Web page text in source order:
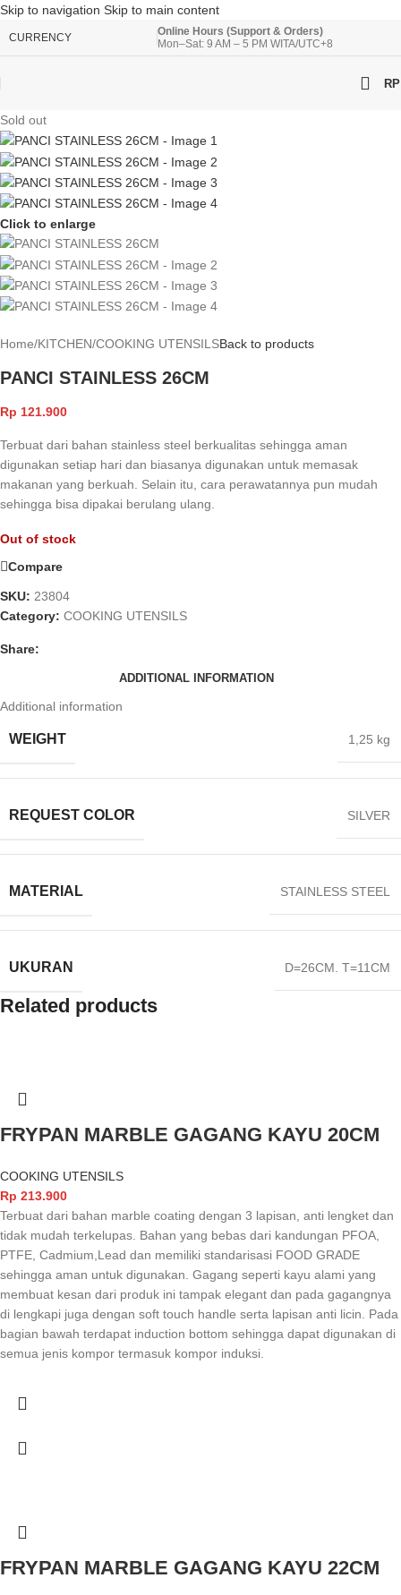
Skip to navigation Skip to main content
CURRENCY
Online Hours (Support & Orders)
Mon–Sat: 9 AM – 5 PM WITA/UTC+8
RP
Sold out
Click to enlarge
Home/KITCHEN/COOKING UTENSILSBack to products
PANCI STAINLESS 26CM
Rp 121.900
Terbuat dari bahan stainless steel berkualitas sehingga aman
digunakan setiap hari dan biasanya digunakan untuk memasak
makanan yang berkuah. Selain itu, cara perawatannya pun mudah
sehingga bisa dipakai berulang ulang.
Out of stock
Compare
SKU: 23804
Category: COOKING UTENSILS
Share:
ADDITIONAL INFORMATION
Additional information
WEIGHT 1,25 kg
REQUEST COLOR SILVER
MATERIAL STAINLESS STEEL
UKURAN D=26CM. T=11CM
Related products
FRYPAN MARBLE GAGANG KAYU 20CM
COOKING UTENSILS
Rp 213.900
Terbuat dari bahan marble coating dengan 3 lapisan, anti lengket dan
tidak mudah terkelupas. Bahan yang bebas dari kandungan PFOA,
PTFE, Cadmium,Lead dan memiliki standarisasi FOOD GRADE
sehingga aman untuk digunakan. Gagang seperti kayu alami yang
membuat kesan dari produk ini tampak elegant dan pada gagangnya
di lengkapi juga dengan soft touch handle serta lapisan anti licin. Pada
bagian bawah terdapat induction bottom sehingga dapat digunakan di
semua jenis kompor termasuk kompor induksi.
FRYPAN MARBLE GAGANG KAYU 22CM